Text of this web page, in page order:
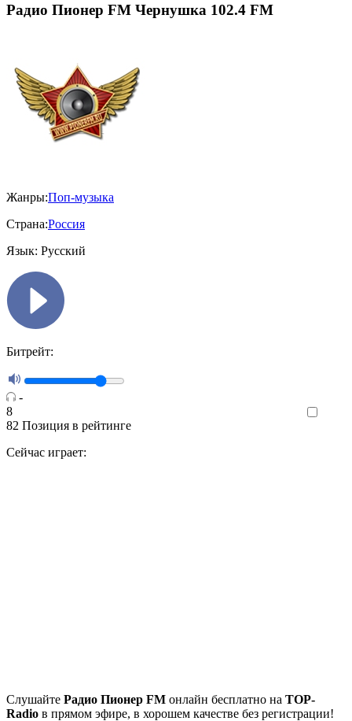
Радио Пионер FM Чернушка 102.4 FM
Жанры:Поп-музыка
Страна:Россия
Язык: Русский
Битрейт:
-
8
82 Позиция в рейтинге
Сейчас играет:
Cлушайте Радио Пионер FM онлайн бесплатно на TOP-
Radio в прямом эфире, в хорошем качестве без регистрации!